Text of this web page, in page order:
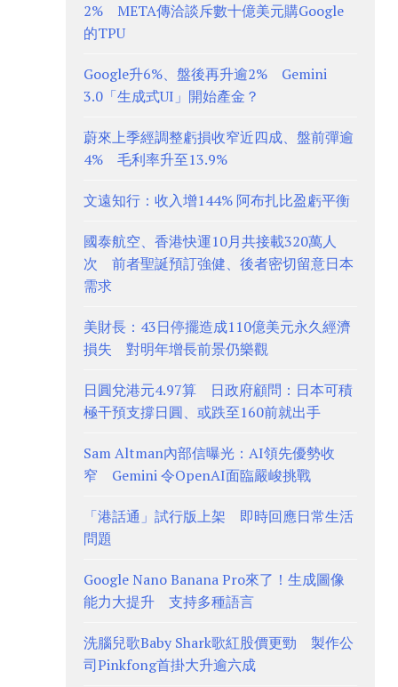
2% META傳洽談斥數十億美元購Google
的TPU
Google升6%、盤後再升逾2% Gemini
3.0「生成式UI」開始產金？
蔚來上季經調整虧損收窄近四成、盤前彈逾
4% 毛利率升至13.9%
文遠知行：收入增144% 阿布扎比盈虧平衡
國泰航空、香港快運10月共接載320萬人
次 前者聖誕預訂強健、後者密切留意日本
需求
美財長：43日停擺造成110億美元永久經濟
損失 對明年增長前景仍樂觀
日圓兌港元4.97算 日政府顧問：日本可積
極干預支撐日圓、或跌至160前就出手
Sam Altman內部信曝光：AI領先優勢收
窄 Gemini 令OpenAI面臨嚴峻挑戰
「港話通」試行版上架 即時回應日常生活
問題
Google Nano Banana Pro來了！生成圖像
能力大提升 支持多種語言
洗腦兒歌Baby Shark歌紅股價更勁 製作公
司Pinkfong首掛大升逾六成